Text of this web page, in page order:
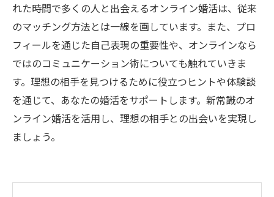
れた時間で多くの人と出会えるオンライン婚活は、従来
のマッチング方法とは一線を画しています。また、プロ
フィールを通じた自己表現の重要性や、オンラインなら
ではのコミュニケーション術についても触れていきま
す。理想の相手を見つけるために役立つヒントや体験談
を通じて、あなたの婚活をサポートします。新常識のオ
ンライン婚活を活用し、理想の相手との出会いを実現し
ましょう。